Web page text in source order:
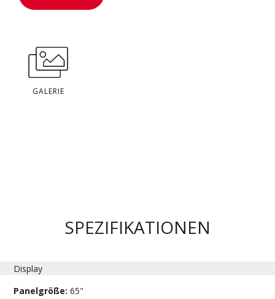
GALERIE
SPEZIFIKATIONEN
Display
Panelgröße:65"